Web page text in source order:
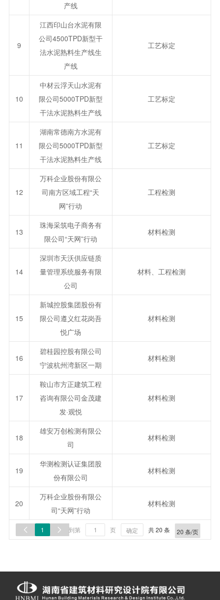
产线
9
江西印山台水泥有限
公司4500TPD新型干
法水泥熟料生产线生
产线
工艺标定
10
中材云浮天山水泥有
限公司5000TPD新型
干法水泥熟料生产线
工艺标定
11
湖南常德南方水泥有
限公司5000TPD新型
干法水泥熟料生产线
工艺标定
12
万科企业股份有限公
司南方区域工程“天
网”行动
工程检测
13
珠海采筑电子商务有
限公司“天网”行动
材料检测
14
深圳市天沃供应链质
量管理系统服务有限
公司
材料、工程检测
15
新城控股集团股份有
限公司遵义红花岗吾
悦广场
材料检测
16
碧桂园控股有限公司
宁波杭州湾新区一期
材料检测
17
鞍山市方正建筑工程
咨询有限公司金茂建
发·观悦
材料检测
18
雄安万创检测有限公
司
材料检测
19
华测检测认证集团股
份有限公司
材料检测
20
万科企业股份有限公
司“天网”行动
材料检测
 1  到第 页 确定 共 20 条